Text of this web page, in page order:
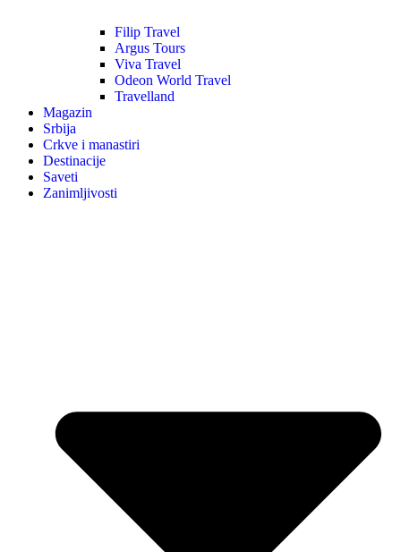
Filip Travel
Argus Tours
Viva Travel
Odeon World Travel
Travelland
Magazin
Srbija
Crkve i manastiri
Destinacije
Saveti
Zanimljivosti